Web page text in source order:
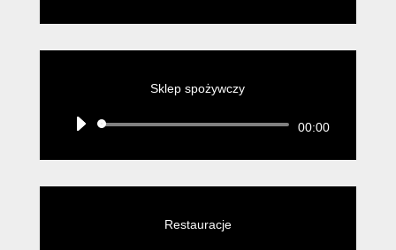
Sklep spożywczy
Odtwarzacz
00:00
Restauracje